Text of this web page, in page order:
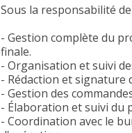
Sous la responsabilité
- Gestion complète du
finale.
- Organisation et suivi
- Rédaction et signature
- Gestion des
- Élaboration et suivi du
- Coordination avec le